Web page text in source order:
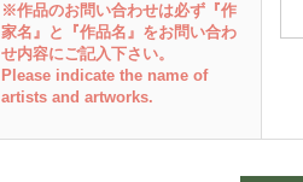
※作品のお問い合わせは必ず『作
家名』と『作品名』をお問い合わ
せ内容にご記入下さい。
Please indicate the name of
artists and artworks.